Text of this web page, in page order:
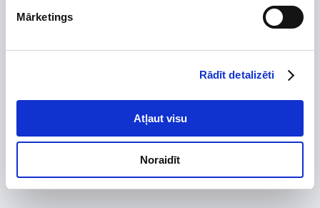
Mārketings
Rādīt detalizēti
Atļaut visu
Noraidīt
© 2002 -2026 UAB Vilpra. Visas tiesības aizsargātas info@vilpra.lt